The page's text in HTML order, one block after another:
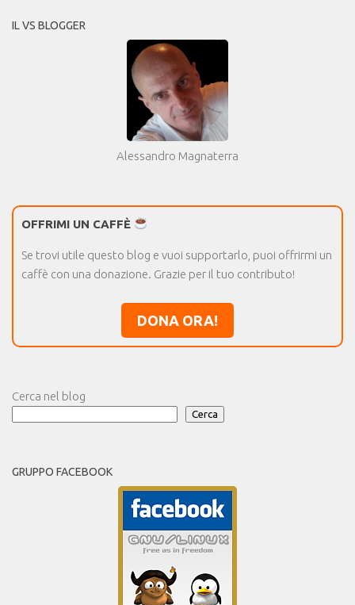
IL VS BLOGGER
Alessandro Magnaterra
OFFRIMI UN CAFFÈ
Se trovi utile questo blog e vuoi supportarlo, puoi offrirmi un
caffè con una donazione. Grazie per il tuo contributo!
DONA ORA!
Cerca nel blog
Cerca
GRUPPO FACEBOOK